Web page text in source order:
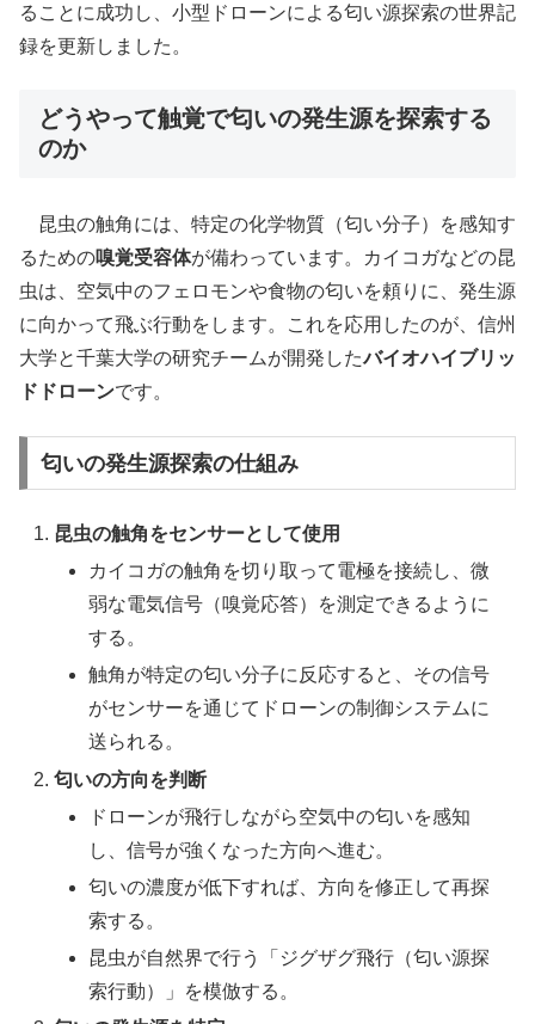
ることに成功し、小型ドローンによる匂い源探索の世界記
録を更新しました。
どうやって触覚で匂いの発生源を探索する
のか
昆虫の触角には、特定の化学物質（匂い分子）を感知す
るための嗅覚受容体が備わっています。カイコガなどの昆
虫は、空気中のフェロモンや食物の匂いを頼りに、発生源
に向かって飛ぶ行動をします。これを応用したのが、信州
大学と千葉大学の研究チームが開発したバイオハイブリッ
ドドローンです。
匂いの発生源探索の仕組み
昆虫の触角をセンサーとして使用
カイコガの触角を切り取って電極を接続し、微
弱な電気信号（嗅覚応答）を測定できるように
する。
触角が特定の匂い分子に反応すると、その信号
がセンサーを通じてドローンの制御システムに
送られる。
匂いの方向を判断
ドローンが飛行しながら空気中の匂いを感知
し、信号が強くなった方向へ進む。
匂いの濃度が低下すれば、方向を修正して再探
索する。
昆虫が自然界で行う「ジグザグ飛行（匂い源探
索行動）」を模倣する。